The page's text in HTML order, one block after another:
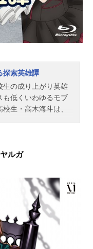
デザイン：西田亜
探索英雄譚
生の成り上がり英雄
も低くいわゆるモブ
生・高木海斗は、
うの探索者だった。
イムが現れる。困惑
、神話の存在を呼び
カードと呼ばれる
アイテムが!!覚悟を
そこにはこの世の
しさの戦乙女(ヴァ
――。モブな探索者
ルガ